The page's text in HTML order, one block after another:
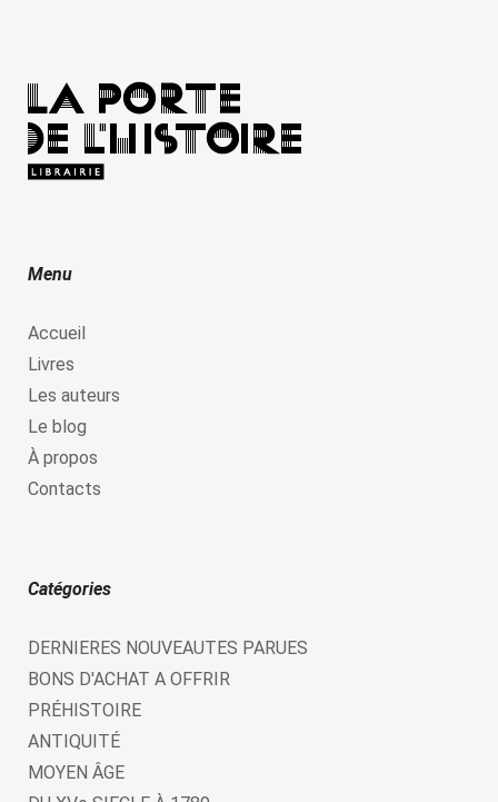
Menu
Accueil
Livres
Les auteurs
Le blog
À propos
Contacts
Catégories
DERNIERES NOUVEAUTES PARUES
BONS D'ACHAT A OFFRIR
PRÉHISTOIRE
ANTIQUITÉ
MOYEN ÂGE